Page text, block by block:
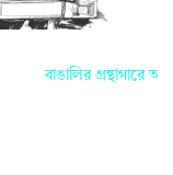
বাঙালির গ্রন্থাগারে